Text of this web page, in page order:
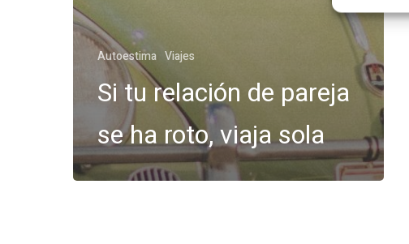
Autoestima Viajes
Si tu relación de pareja
se ha roto, viaja sola